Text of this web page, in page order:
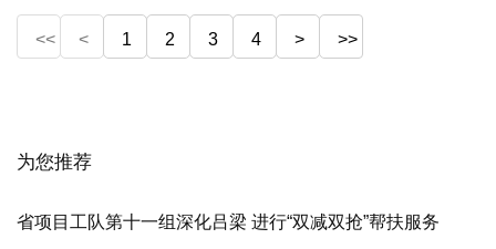
<< < 1 2 3 4 > >>
为您推荐
省项目工队第十一组深化吕梁 进行“双减双抢”帮扶服务